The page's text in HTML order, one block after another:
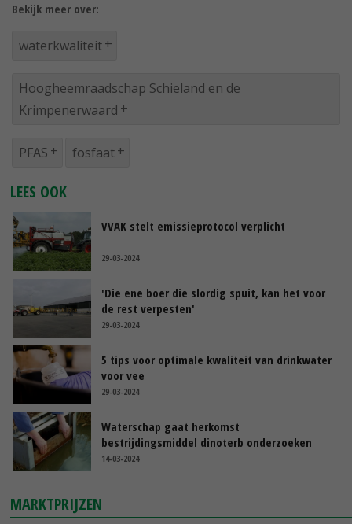
Bekijk meer over:
waterkwaliteit
Hoogheemraadschap Schieland en de
Krimpenerwaard
PFAS fosfaat
LEES OOK
VVAK stelt emissieprotocol verplicht
29-03-2024
'Die ene boer die slordig spuit, kan het voor
de rest verpesten'
29-03-2024
5 tips voor optimale kwaliteit van drinkwater
voor vee
29-03-2024
Waterschap gaat herkomst
bestrijdingsmiddel dinoterb onderzoeken
14-03-2024
MARKTPRIJZEN